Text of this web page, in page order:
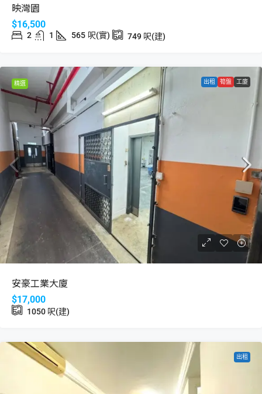
映灣園
$16,500
2 1 565 呎(實) 749 呎(建)
精選 出租 筍盤 工廈
安豪工業大廈
$17,000
1050 呎(建)
出租